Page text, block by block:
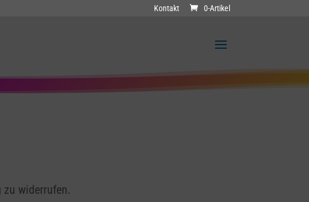
Kontakt 0-Artikel
zu widerrufen.